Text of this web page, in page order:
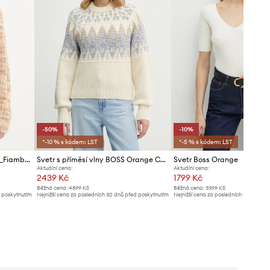
Vlněný svetr BOSS Orange C_Fiambella
poskytnutím
-50%
*-10 % s kódem: LST
Svetr s příměsí vlny BOSS Orange C_Farombo
Aktuální cena:
2439 Kč
Běžná cena:4899 Kč
Nejnižší cena za posledních 30 dnů před poskytnutím
-10%
*-5 % s kódem: LST
Svetr Boss Orange
Aktuální cena:
1799 Kč
Běžná cena: 3399 Kč
Nejnižší cena za posledních 30 dnů